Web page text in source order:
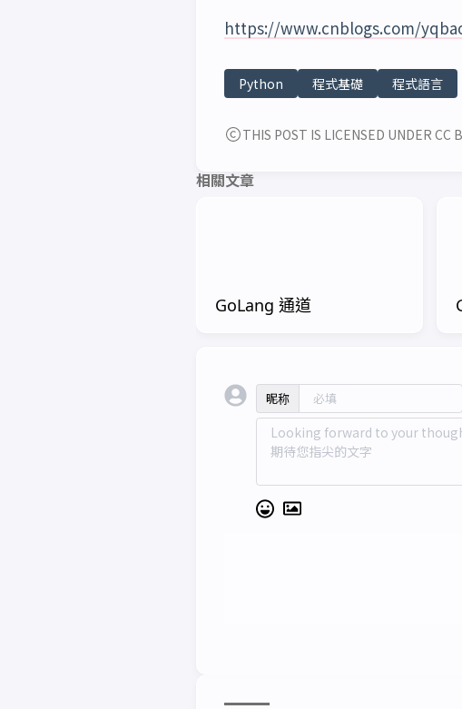
https://www.cnblogs.com/
Python 程式基礎 程式語言
THIS POST IS LICENSED UNDER CC
相關文章
GoLang 通道
昵称